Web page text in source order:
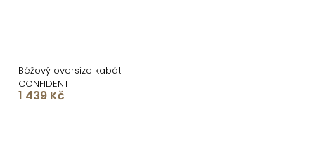
Béžový oversize kabát
CONFIDENT
1 439 Kč